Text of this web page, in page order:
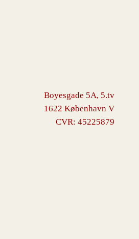
Boyesgade 5A, 5.tv
1622 København V
CVR: 45225879